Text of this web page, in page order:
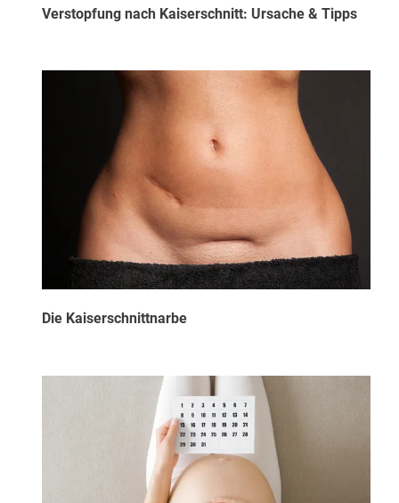
Verstopfung nach Kaiserschnitt: Ursache & Tipps
Die Kaiserschnittnarbe